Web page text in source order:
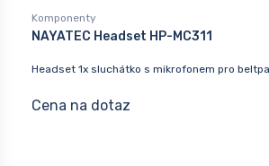
Komponenty
NAYATEC Headset HP-MC311
Headset 1x sluchátko s mikrofonem pro
Cena na dotaz